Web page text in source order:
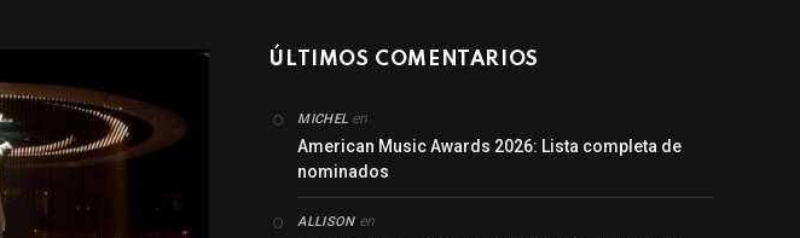
ÚLTIMOS COMENTARIOS
MICHEL en
American Music Awards 2026: Lista completa de
nominados
ALLISONen